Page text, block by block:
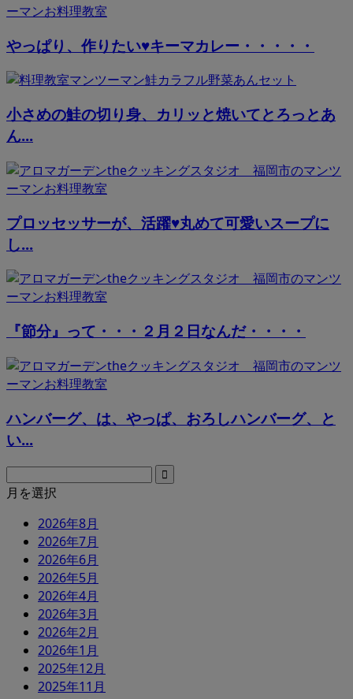
やっぱり、作りたい♥キーマカレー・・・・・
小さめの鮭の切り身、カリッと焼いてとろっとあ
ん...
プロッセッサーが、活躍♥丸めて可愛いスープに
し...
『節分』って・・・２月２日なんだ・・・・
ハンバーグ、は、やっぱ、おろしハンバーグ、と
い...
月を選択
2026年8月
2026年7月
2026年6月
2026年5月
2026年4月
2026年3月
2026年2月
2026年1月
2025年12月
2025年11月